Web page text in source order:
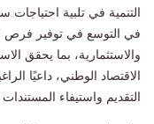
التنمية في تلبية
في التوسع في توفير فرص
والاستثمارية، بما يحقق
الاقتصاد الوطني، داعيًا
التقديم واستيفاء